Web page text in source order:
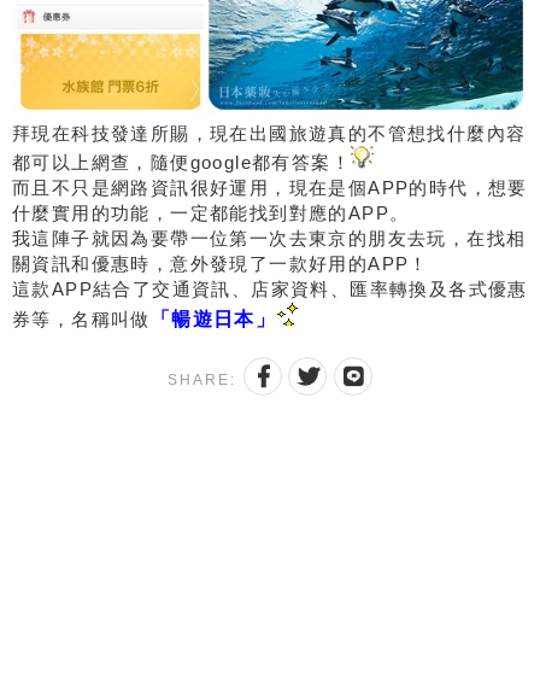
拜現在科技發達所賜，現在出國旅遊真的不管想找什麼內容
都可以上網查，隨便google都有答案！
而且不只是網路資訊很好運用，現在是個APP的時代，想要
什麼實用的功能，一定都能找到對應的APP。
我這陣子就因為要帶一位第一次去東京的朋友去玩，在找相
關資訊和優惠時，意外發現了一款好用的APP！
這款APP結合了交通資訊、店家資料、匯率轉換及各式優惠
券等，名稱叫做
「暢遊日本」
SHARE: